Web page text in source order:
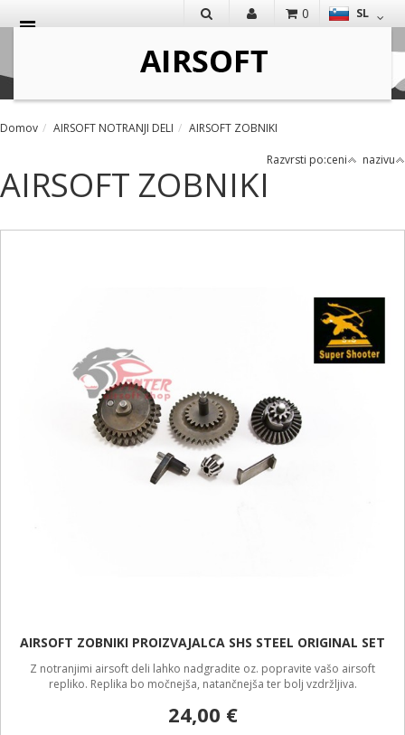
SL
0
Domov AIRSOFT NOTRANJI DELI AIRSOFT ZOBNIKI
Razvrsti po:ceni nazivu
AIRSOFT ZOBNIKI
AIRSOFT ZOBNIKI PROIZVAJALCA SHS STEEL ORIGINAL SET
Z notranjimi airsoft deli lahko nadgradite oz. popravite vašo airsoft
repliko. Replika bo močnejša, natančnejša ter bolj vzdržljiva.
24,00 €